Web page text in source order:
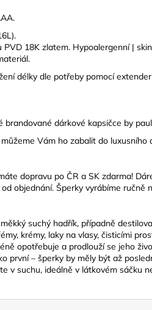
18K zlatem. Hypoalergenní |
délky dle potřeby pomocí
brandované dárkové kapsičce by
Vám ho zabalit do
dopravu po ČR a SK zdarma!
objednání. Šperky vyrábíme ručně
suchý hadřík, případně
krémy, laky na vlasy, čisticími
opotřebuje a prodlouží se jeho
první – šperky by měly být až
v suchu, ideálně v látkovém sáčku